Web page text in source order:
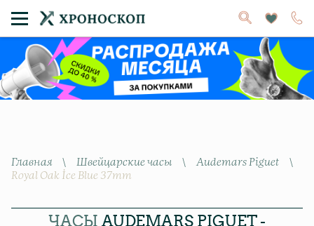
Главная \ Швейцарские часы \ Audemars Piguet \
Royal Oak İce Blue 37mm
ЧАСЫ AUDEMARS PIGUET -